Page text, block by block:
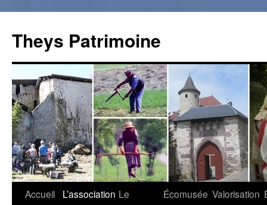
Theys Patrimoine
Aller
Accueil L’association Le
Écomusée Valorisation